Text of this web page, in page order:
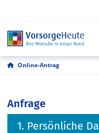
Online-Antrag
Anfrage
1. Persönliche
Informationen
Online-Antrag